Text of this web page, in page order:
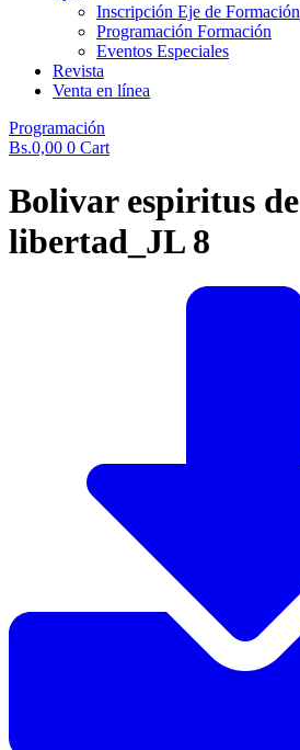
Inscripción Eje de Formación
Programación Formación
Eventos Especiales
Revista
Venta en línea
Programación
Bs.0,00 0 Cart
Bolivar espiritus de
libertad_JL 8